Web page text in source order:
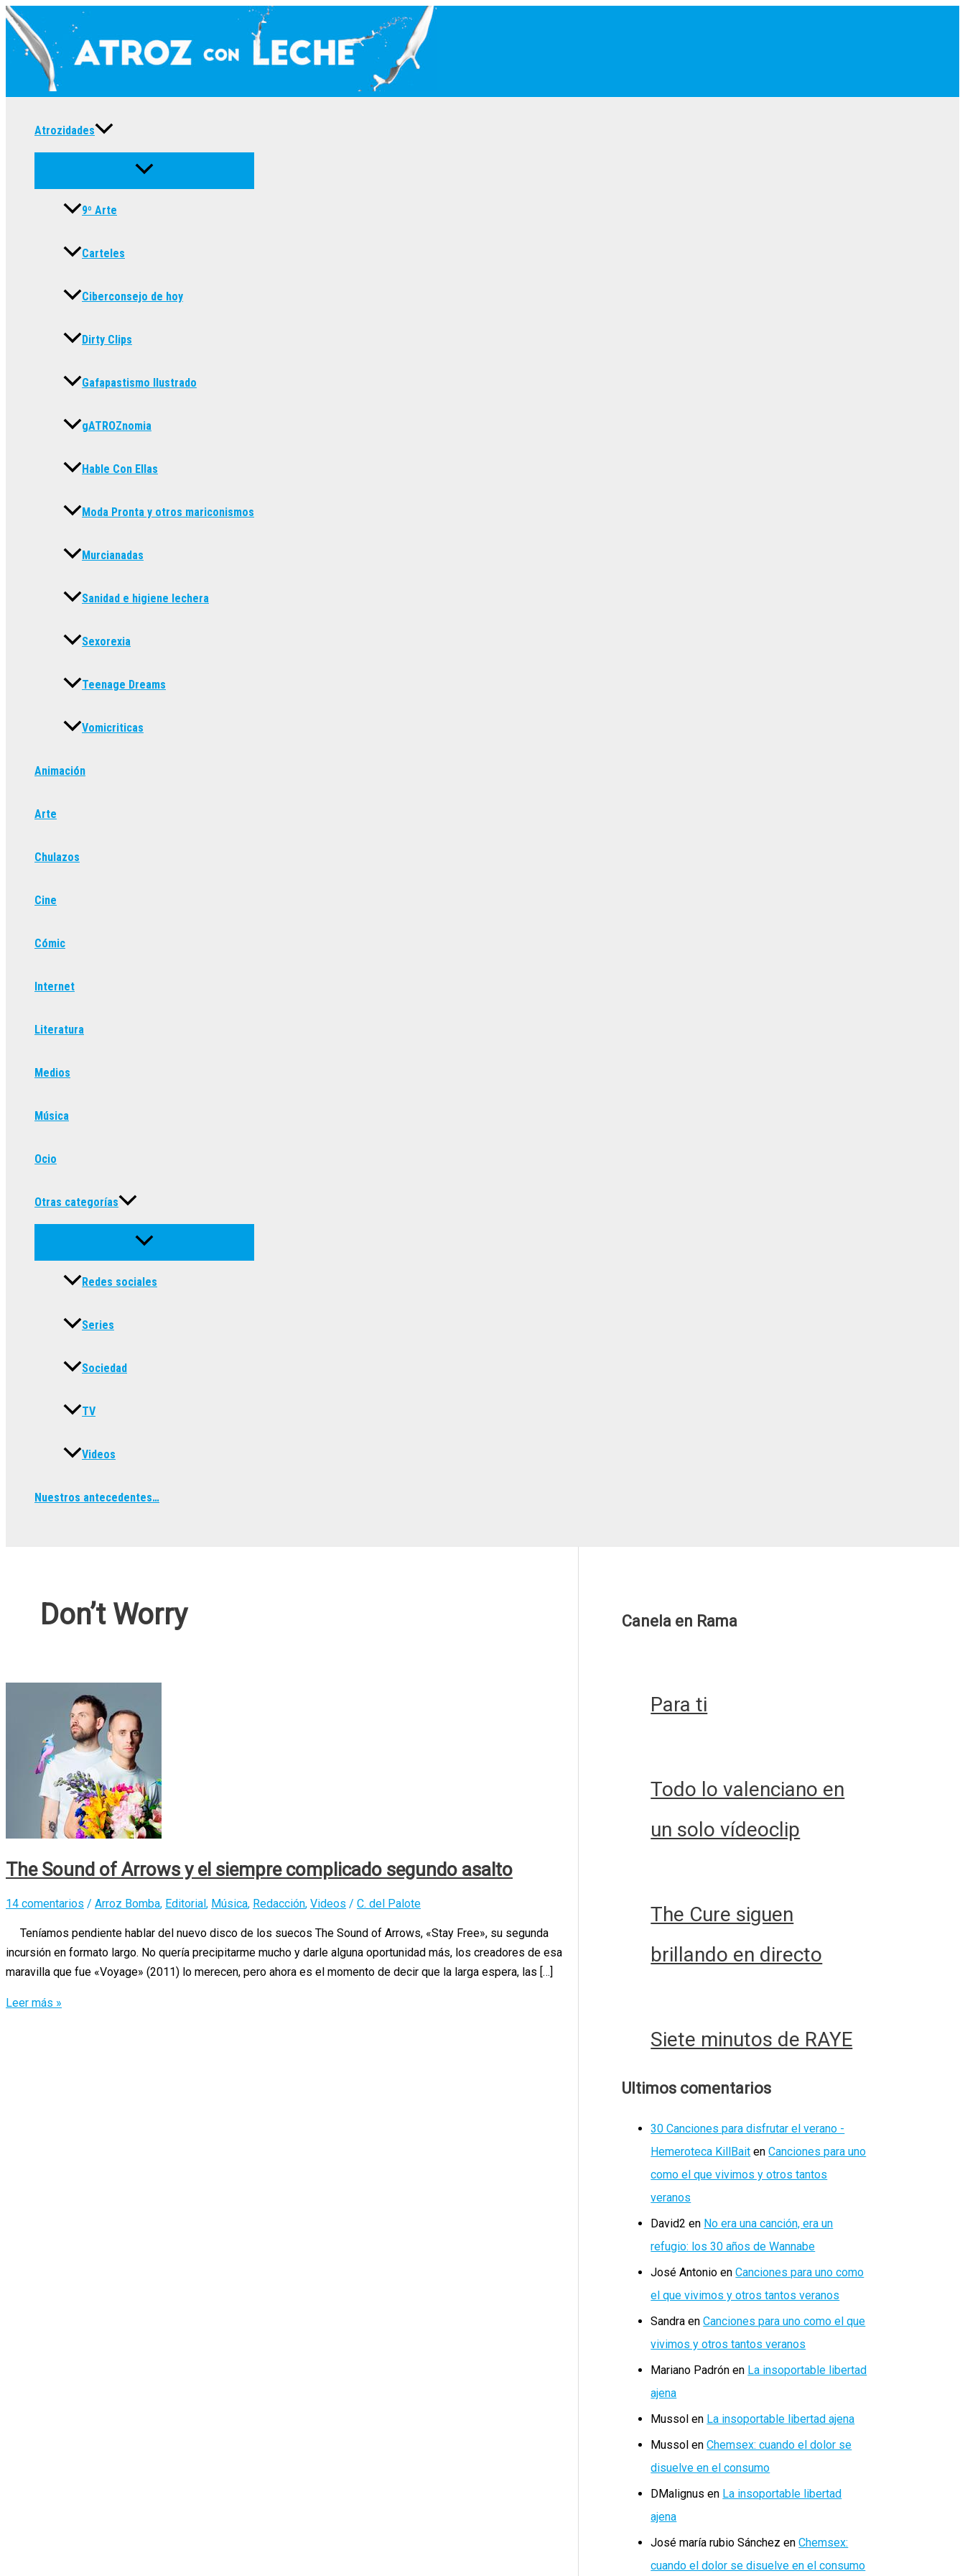
Ir
contenido
Atrozidades
9º Arte
Carteles
Ciberconsejo de hoy
Dirty Clips
Gafapastismo Ilustrado
gATROZnomia
Hable Con Ellas
Moda Pronta y otros mariconismos
Murcianadas
Sanidad e higiene lechera
Sexorexia
Teenage Dreams
Vomicriticas
Animación
Arte
Chulazos
Cine
Cómic
Internet
Literatura
Medios
Música
Ocio
Otras categorías
Redes sociales
Series
Sociedad
TV
Videos
Nuestros antecedentes…
Don’t Worry
The Sound of Arrows y el siempre complicado segundo asalto
14 comentarios / Arroz Bomba, Editorial, Música, Redacción, Videos / C. del Palote
Teníamos pendiente hablar del nuevo disco de los suecos The Sound of Arrows, «Stay Free», su segunda
incursión en formato largo. No quería precipitarme mucho y darle alguna oportunidad más, los creadores de esa
maravilla que fue «Voyage» (2011) lo merecen, pero ahora es el momento de decir que la larga espera, las […]
The
Leer más »
Canela en Rama
Para ti
Todo lo valenciano en
un solo vídeoclip
The Cure siguen
brillando en directo
Siete minutos de RAYE
Ultimos comentarios
30 Canciones para disfrutar el verano -
Hemeroteca KillBait enCanciones para uno
como el que vivimos y otros tantos
veranos
David2 en No era una canción, era un
refugio: los 30 años de Wannabe
José Antonio enCanciones para uno como
el que vivimos y otros tantos veranos
Sandra enCanciones para uno como el que
vivimos y otros tantos veranos
Mariano Padrón en La insoportable libertad
ajena
Mussol en La insoportable libertad ajena
Mussol enChemsex: cuando el dolor se
disuelve en el consumo
DMalignus en La insoportable libertad
ajena
José maría rubio Sánchez enChemsex:
cuando el dolor se disuelve en el consumo